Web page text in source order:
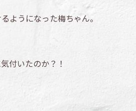
ようになった梅ちゃん。
付いたのか？！